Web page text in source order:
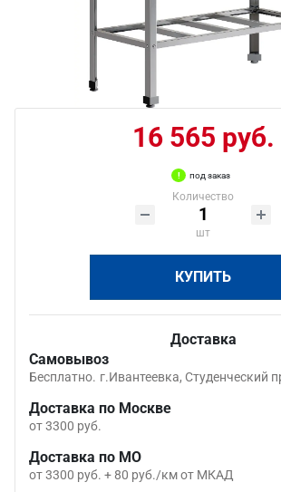
16 565 руб.
под заказ
Количество
шт
КУПИТЬ
Доставка
Самовывоз
Бесплатно. г.Ивантеевка, Студенческий
Доставка по Москве
от 3300 руб.
Доставка по МО
от 3300 руб. + 80 руб./км от МКАД